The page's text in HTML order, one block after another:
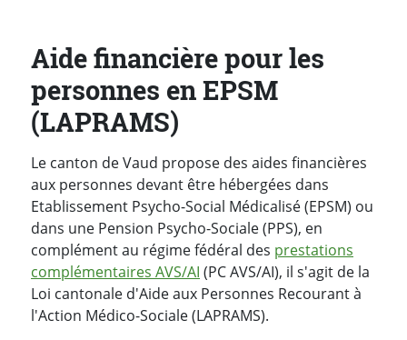
Aide financière pour les
personnes en EPSM
(LAPRAMS)
Le canton de Vaud propose des aides financières
aux personnes devant être hébergées dans
Etablissement Psycho-Social Médicalisé (EPSM) ou
dans une Pension Psycho-Sociale (PPS), en
complément au régime fédéral des prestations
complémentaires AVS/AI (PC AVS/AI), il s'agit de la
Loi cantonale d'Aide aux Personnes Recourant à
l'Action Médico-Sociale (LAPRAMS).